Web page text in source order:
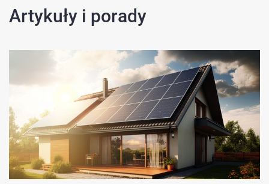
Artykuły i porady